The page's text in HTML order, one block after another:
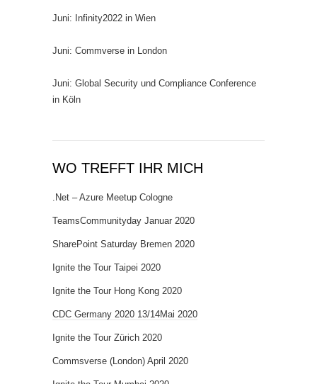
Juni: Infinity2022 in Wien
Juni: Commverse in London
Juni: Global Security und Compliance Conference
in Köln
WO TREFFT IHR MICH
.Net – Azure Meetup Cologne
TeamsCommunityday Januar 2020
SharePoint Saturday Bremen 2020
Ignite the Tour Taipei 2020
Ignite the Tour Hong Kong 2020
CDC Germany 2020 13/14Mai 2020
Ignite the Tour Zürich 2020
Commsverse (London) April 2020